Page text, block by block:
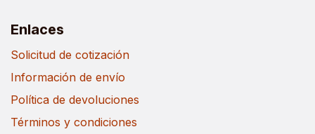
Enlaces
Solicitud de cotización
Información de envío
Política de devoluciones
Términos y condiciones